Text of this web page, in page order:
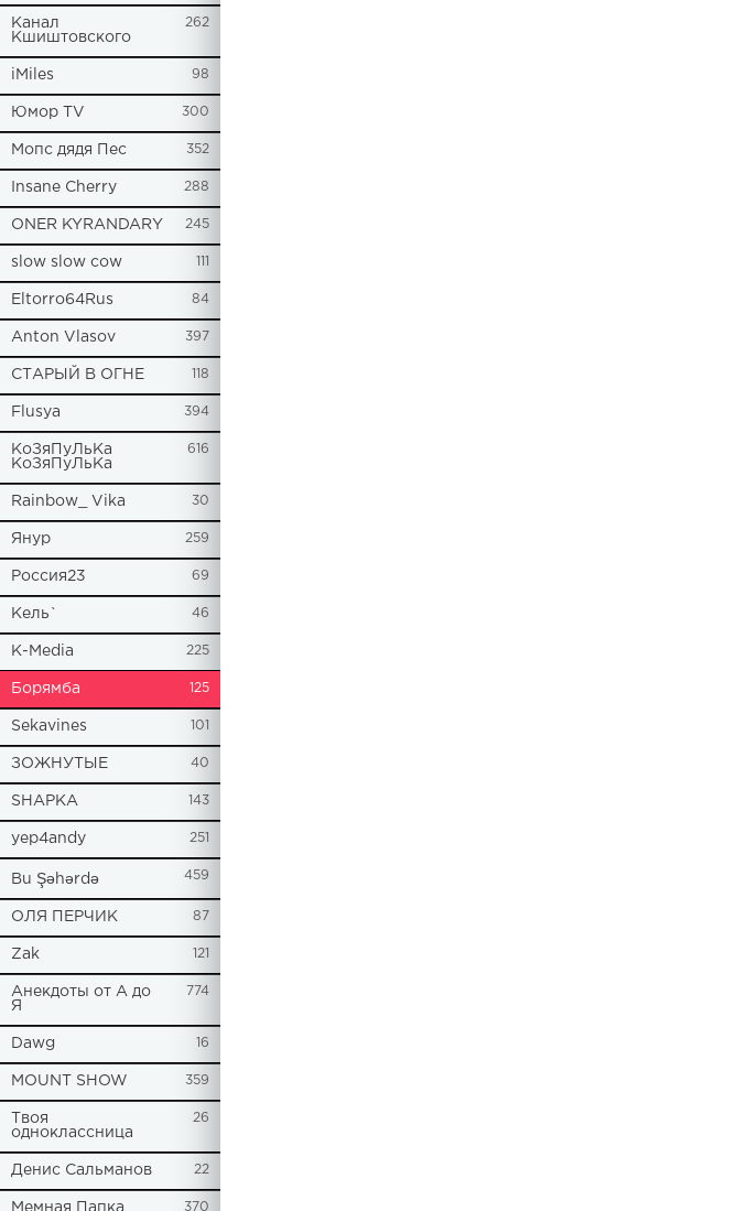
Канал
Кшиштовского
262
iMiles 98
Юмор TV 300
Мопс дядя Пес 352
Insane Cherry 288
ONER KYRANDARY 245
slow slow cow 111
Eltorro64Rus 84
Anton Vlasov 397
СТАРЫЙ В ОГНЕ 118
Flusya 394
КоЗяПуЛьКа
КоЗяПуЛьКа
616
Rainbow_ Vika 30
Янур 259
Россия23 69
Кель` 46
К-Media 225
Борямба 125
Sekavines 101
ЗОЖНУТЫЕ 40
SHAPKA 143
yep4andy 251
Bu Şəhərdə 459
ОЛЯ ПЕРЧИК 87
Zak 121
Анекдоты от А до
Я
774
Dawg 16
MOUNT SHOW 359
Твоя
одноклассница
26
Денис Сальманов 22
Мемная Папка 370